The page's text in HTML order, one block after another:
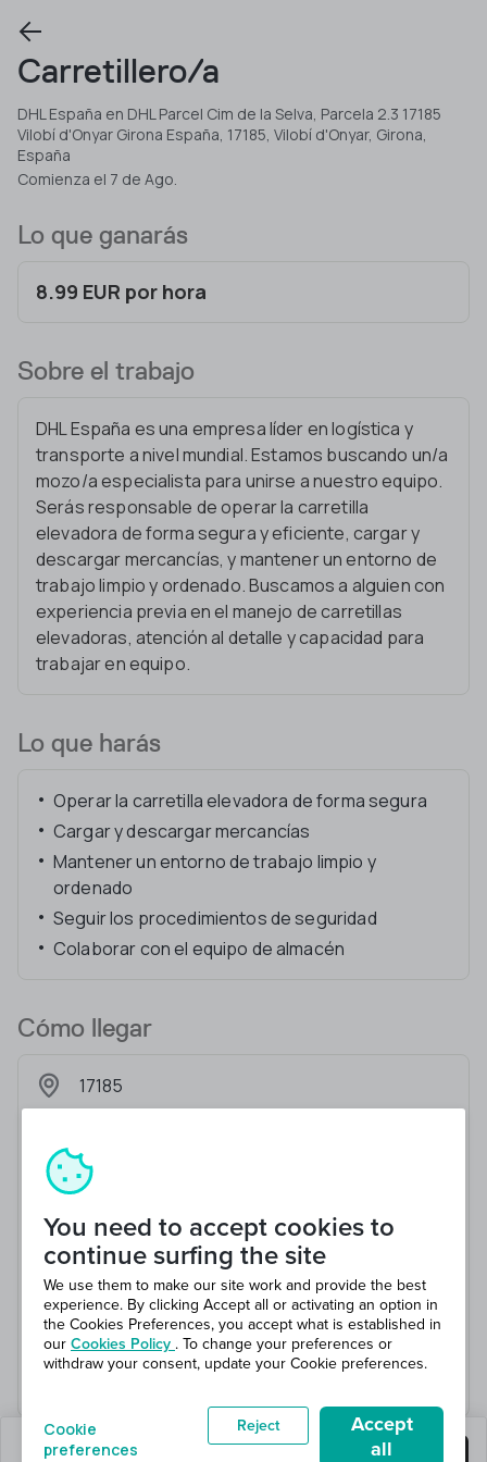
Carretillero/a
DHL España en DHL Parcel Cim de la Selva, Parcela 2.3 17185
Vilobí d'Onyar Girona España, 17185, Vilobí d'Onyar, Girona,
España
Comienza el 7 de Ago.
Lo que ganarás
8.99 EUR por hora
Sobre el trabajo
DHL España es una empresa líder en logística y
transporte a nivel mundial. Estamos buscando un/a
mozo/a especialista para unirse a nuestro equipo.
Serás responsable de operar la carretilla
elevadora de forma segura y eficiente, cargar y
descargar mercancías, y mantener un entorno de
trabajo limpio y ordenado. Buscamos a alguien con
experiencia previa en el manejo de carretillas
elevadoras, atención al detalle y capacidad para
trabajar en equipo.
Lo que harás
Operar la carretilla elevadora de forma segura
Cargar y descargar mercancías
Mantener un entorno de trabajo limpio y
ordenado
Seguir los procedimientos de seguridad
Colaborar con el equipo de almacén
Cómo llegar
17185
You need to accept cookies to
continue surfing the site
We use them to make our site work and provide the best
experience. By clicking Accept all or activating an option in
the Cookies Preferences, you accept what is established in
our Cookies Policy . To change your preferences or
withdraw your consent, update your Cookie preferences.
Cookie
preferences
Reject
Accept
all